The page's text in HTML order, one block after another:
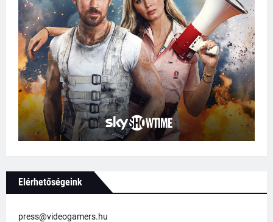
Elérhetőségeink
press@videogamers.hu